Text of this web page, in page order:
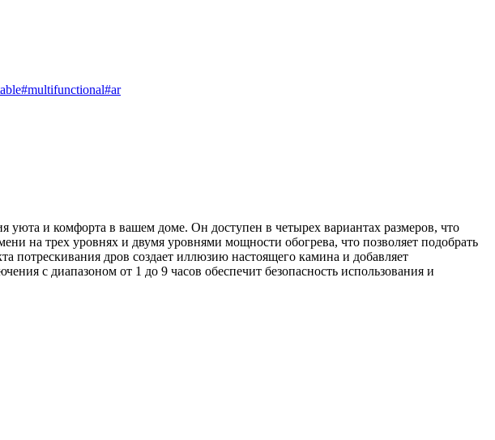
#multifunctional#ar
уюта и комфорта в вашем доме. Он доступен в четырех вариантах размеров, что
на трех уровнях и двумя уровнями мощности обогрева, что позволяет подобрать
дров создает иллюзию настоящего камина и добавляет
с диапазоном от 1 до 9 часов обеспечит безопасность использования и